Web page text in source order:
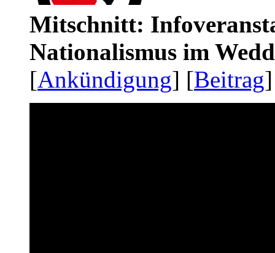
Mitschnitt:
Nationalismus im
[Ankündigung] [Beitrag